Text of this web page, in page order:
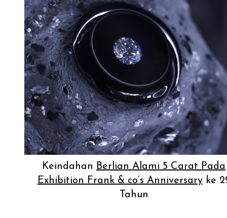
Keindahan Berlian Alami 5 Carat Pada
Exhibition Frank & co’s Anniversaryke
Tahun